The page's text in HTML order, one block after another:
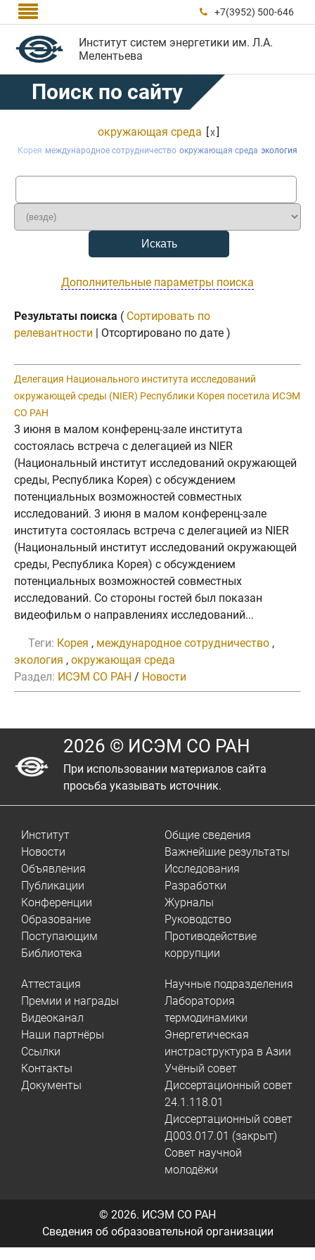
  +7(3952) 500-646
Институт систем энергетики им. Л.А.
Мелентьева
Поиск по сайту
окружающая среда [x]
Корея международное сотрудничество окружающая среда экология
Дополнительные параметры поиска
Результаты поиска ( Сортировать по
релевантности | Отсортировано по дате )
Делегация Национального института исследований
окружающей среды (NIER) Республики Корея посетила ИСЭМ
СО РАН
3 июня в малом конференц-зале института
состоялась встреча с делегацией из NIER
(Национальный институт исследований окружающей
среды, Республика Корея) с обсуждением
потенциальных возможностей совместных
исследований. 3 июня в малом конференц-зале
института состоялась встреча с делегацией из NIER
(Национальный институт исследований окружающей
среды, Республика Корея) с обсуждением
потенциальных возможностей совместных
исследований. Со стороны гостей был показан
видеофильм о направлениях исследований...
Теги: Корея , международное сотрудничество ,
экология , окружающая среда
Раздел: ИСЭМ СО РАН / Новости
2026 © ИСЭМ СО РАН
При использовании материалов сайта
просьба указывать источник.
Институт
Новости
Объявления
Публикации
Конференции
Образование
Поступающим
Библиотека
Общие сведения
Важнейшие результаты
Исследования
Разработки
Журналы
Руководство
Противодействие
коррупции
Аттестация
Премии и награды
Видеоканал
Наши партнёры
Ссылки
Контакты
Документы
Научные подразделения
Лаборатория
термодинамики
Энергетическая
инстраструктура в Азии
Учёный совет
Диссертационный совет
24.1.118.01
Диссертационный совет
Д003.017.01 (закрыт)
Совет научной
молодёжи
© 2026. ИСЭМ СО РАН
Сведения об образовательной организации